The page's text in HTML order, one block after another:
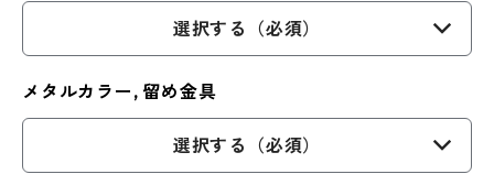
選択する（必須）
メタルカラー, 留め金具
選択する（必須）